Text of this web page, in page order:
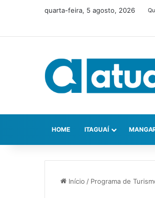
quarta-feira, 5 agosto, 2026
HOME ITAGUAÍ
Início / Programa de